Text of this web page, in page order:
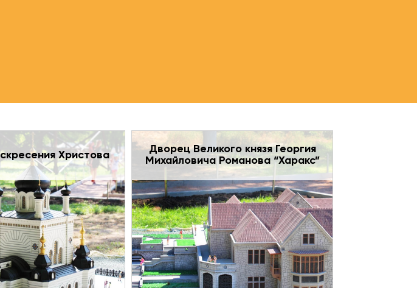
Христова
Дворец Великого князя Георгия
Михайловича Романова “Харакс”